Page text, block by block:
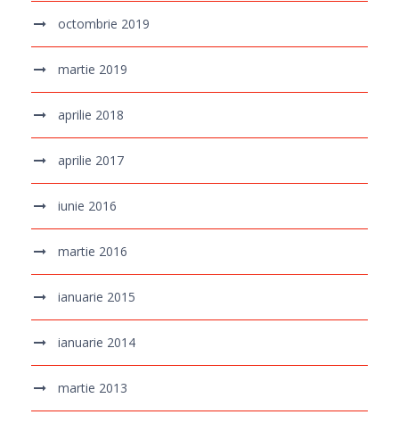
octombrie 2019
martie 2019
aprilie 2018
aprilie 2017
iunie 2016
martie 2016
ianuarie 2015
ianuarie 2014
martie 2013